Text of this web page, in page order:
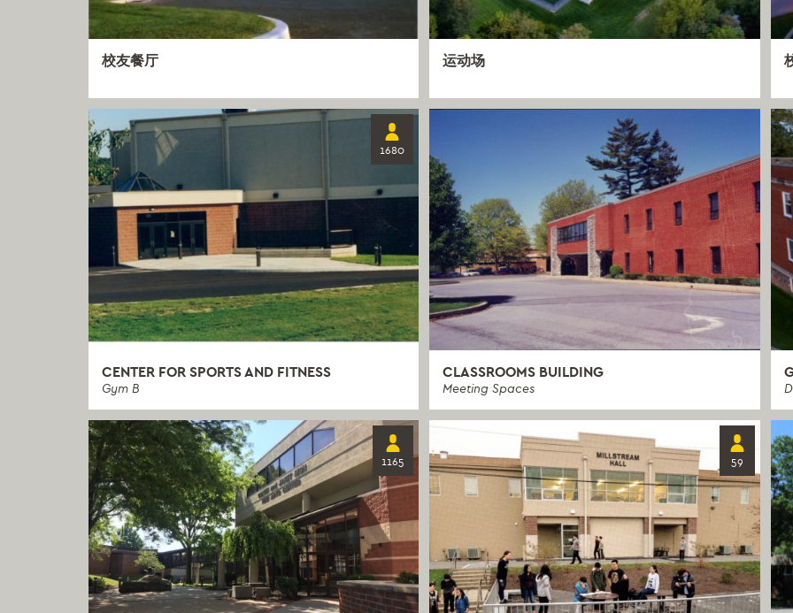
校友餐厅 运动场
1680
CENTER FOR SPORTS AND FITNESS
Gym B
CLASSROOMS BUILDING
Meeting Spaces
1165 59